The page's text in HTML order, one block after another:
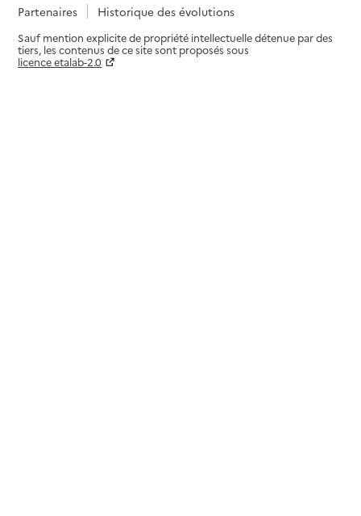
Partenaires
Historique des évolutions
Sauf mention explicite de propriété intellectuelle détenue par des
tiers, les contenus de ce site sont proposés sous
licence etalab-2.0